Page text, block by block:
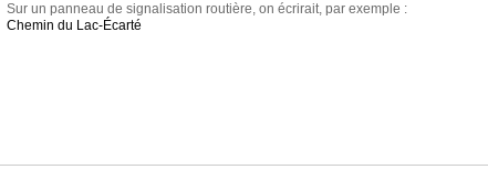
Sur un panneau de signalisation routière, on écrirait, par exemple :
Chemin du Lac-Écarté